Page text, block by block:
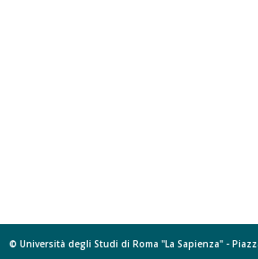
© Università degli Studi di Roma "La Sapienza" -